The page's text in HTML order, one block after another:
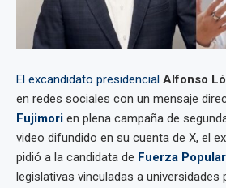
El excandidato presidencial Alfonso
en redes sociales con un mensaje
Fujimori en plena campaña de
video difundido en su cuenta de X, el
pidió a la candidata de Fuerza Popular
legislativas vinculadas a